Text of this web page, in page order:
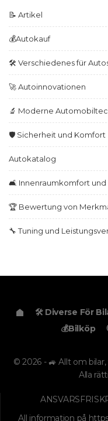
📝 Artikel
💰Autokauf
🛠️ Verschiedenes für
🚀 Autoinnovationen
🔬 Moderne
🛡️ Sicherheit und Komfort
Autokatalog
🛋️ Innenraumkomfort und
🏆 Bewertung von
🔧 Tuning und
🛠️ Diverse För
💰Bilköp
© 2026 - 🚙 Allt om
Alla
All information på